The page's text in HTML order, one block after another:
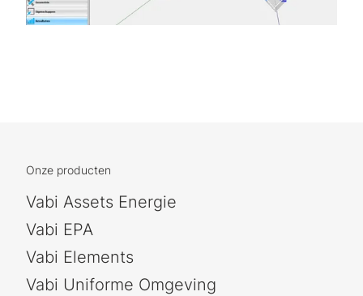
Onze producten
Vabi Assets Energie
Vabi EPA
Vabi Elements
Vabi Uniforme Omgeving